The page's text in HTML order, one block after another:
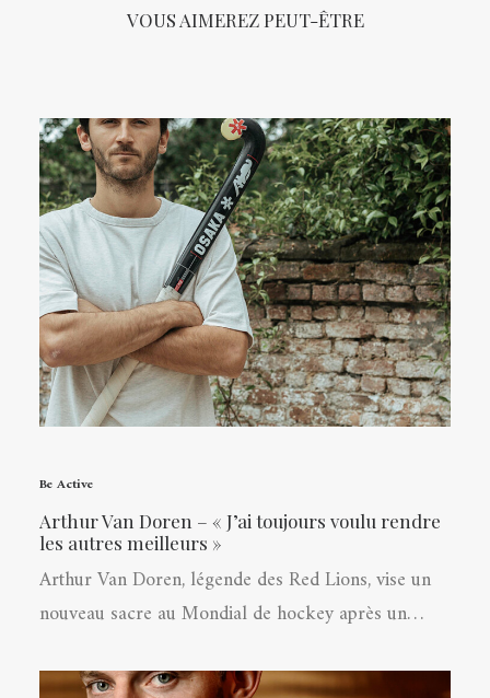
VOUS AIMEREZ PEUT-ÊTRE
Be Active
Arthur Van Doren – « J’ai toujours voulu rendre
les autres meilleurs »
Arthur Van Doren, légende des Red Lions, vise un
nouveau sacre au Mondial de hockey après un…